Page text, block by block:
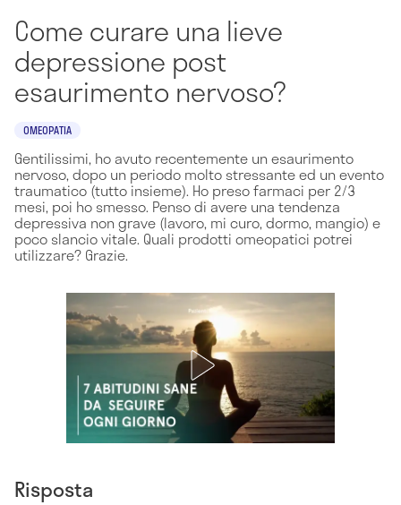
Come curare una lieve
depressione post
esaurimento nervoso?
OMEOPATIA
Gentilissimi, ho avuto recentemente un esaurimento
nervoso, dopo un periodo molto stressante ed un evento
traumatico (tutto insieme). Ho preso farmaci per 2/3
mesi, poi ho smesso. Penso di avere una tendenza
depressiva non grave (lavoro, mi curo, dormo, mangio) e
poco slancio vitale. Quali prodotti omeopatici potrei
utilizzare? Grazie.
Risposta